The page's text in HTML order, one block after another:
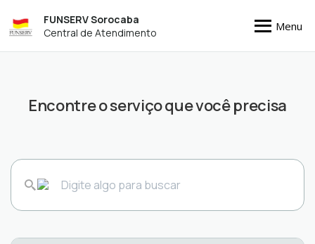
FUNSERV Sorocaba
Central de Atendimento
Menu
Encontre o serviço que você precisa